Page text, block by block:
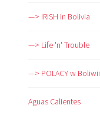
—> IRISH in Bolivia
—> Life 'n' Trouble
—> POLACY w Boliwii
Aguas Calientes